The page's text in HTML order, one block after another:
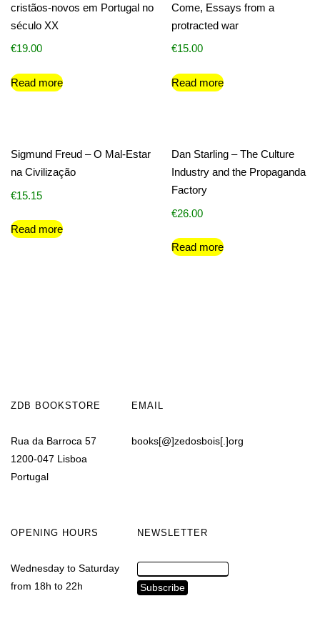
cristãos-novos em Portugal no
século XX
€19.00
Read more
Come, Essays from a
protracted war
€15.00
Read more
Sigmund Freud – O Mal-Estar
na Civilização
€15.15
Read more
Dan Starling – The Culture
Industry and the Propaganda
Factory
€26.00
Read more
ZDB BOOKSTORE
Rua da Barroca 57
1200-047 Lisboa
Portugal
EMAIL
books[@]zedosbois[.]org
OPENING HOURS
Wednesday to Saturday
from 18h to 22h
NEWSLETTER